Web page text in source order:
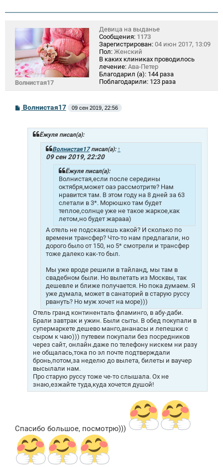
Волнистая17
Девица на выданье
Сообщения: 1173
Зарегистрирован: 04 июн 2017, 13:09
Пол: Женский
В каких клиниках проводилось
лечение: Ава-Петер
Благодарил (а): 144 раза
Поблагодарили: 123 раза
С
о
Волнистая17 09 сен 2019, 22:56
Ёжуля писал(а):
Волнистая17писал(а): ↑
09 сен 2019, 22:20
Ёжуля писал(а):
Волнистая,если после середины
октября,может оаэ рассмотрите? Нам
нравится там. В этом году на 8 дней за 63
слетали в 3*. Морюшко там будет
теплое,солнце уже не такое жаркое,как
летом,но будет жарааа)
А отель не подскажешь какой? И сколько по
времени трансфер? Что-то нам предлагали, но
дорого было от 150, но 5* смотрели и трансфер
тоже далеко как-то был.
Мы уже вроде решили в тайланд, мы там в
свадебном были. Но вылетать из Москвы, так
дешевле и ближе получается. Но пока думаем. Я
уже думала, может в санаторий в старую руссу
рвануть? Но муж хочет на море)))
Отель гранд континенталь фламинго, в абу-даби.
Брали завтрак и ужин. Были сыты. В обед покупали в
супермаркете дешево манго,ананасы и лепешки с
сыром к чаю))) путевеи покупали без посредников
через сайт, онлайн.даже по телефону нискем ни разу
не общалась,тока по эл почте подтверждали
бронь,потом,за неделю до вылета, билеты и ваучер
высылали нам.
Про старую руссу тоже че-то слышала. Ох не
знаю,езжайте туда,куда хочется душой!
Спасибо большое, посмотрю)))